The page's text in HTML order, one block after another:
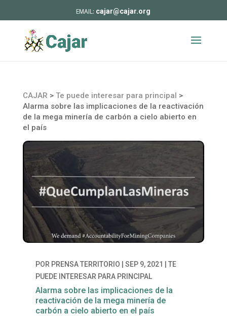
cajar@cajar.org
CAJAR > Te puede interesar para principal >
Alarma sobre las implicaciones de la reactivación
de la mega minería de carbón a cielo abierto en
el país
POR PRENSA TERRITORIO SEP 9, 2021
TE
PUEDE INTERESAR PARA PRINCIPAL
Alarma sobre las implicaciones de la
reactivación de la mega minería de
carbón a cielo abierto en el país